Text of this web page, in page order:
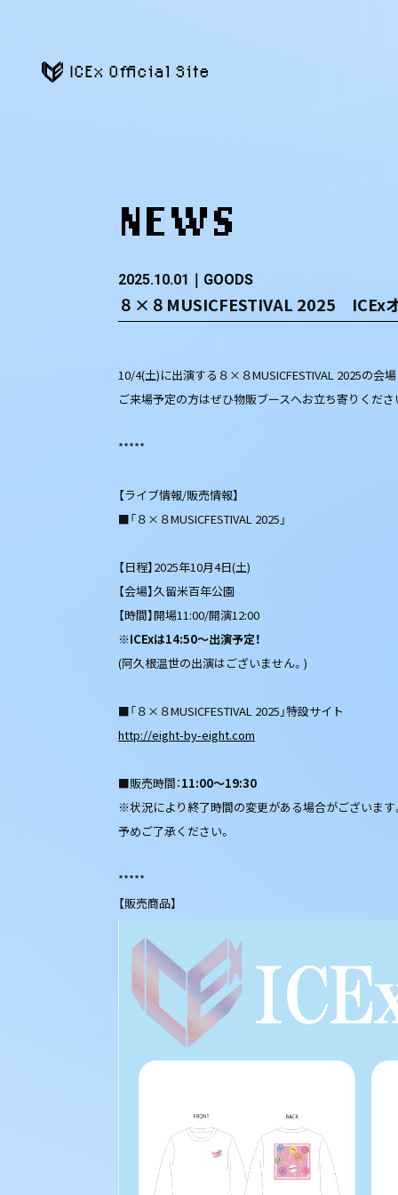
ICEx Official Site
NEWS
2025.10.01 GOODS
８×８MUSICFESTIVAL 2025 ICEx
10/4(土)に出演する８×８MUSICFESTIVAL 2025の会
ご来場予定の方はぜひ物販ブースへお立ち寄りくだ
*****
【ライブ情報/販売情報】
■「８×８MUSICFESTIVAL 2025」
【日程】2025年10月4日(土)
【会場】久留米百年公園
【時間】開場11:00/開演12:00
※ICExは14:50～出演予定！
(阿久根温世の出演はございません。)
■「８×８MUSICFESTIVAL 2025」特設サイト
http://eight-by-eight.com
■販売時間：11:00～19:30
※状況により終了時間の変更がある場合がございます
予めご了承ください。
*****
【販売商品】